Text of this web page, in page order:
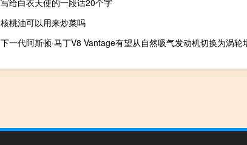
写给白衣天使的一段话20个字
核桃油可以用来炒菜吗